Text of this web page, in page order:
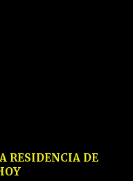
RESIDENCIA DE